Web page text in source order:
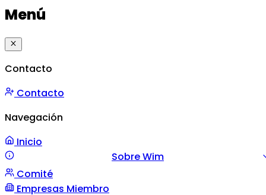
Menú
Contacto
Contacto
Navegación
Inicio
Sobre Wim
Misión y Valores
Comité
Empresas Miembro